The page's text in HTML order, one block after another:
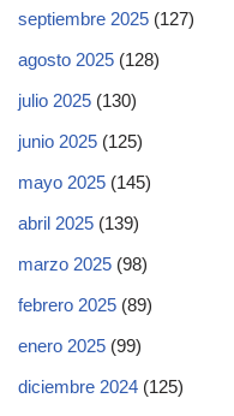
septiembre 2025 (127)
agosto 2025 (128)
julio 2025 (130)
junio 2025 (125)
mayo 2025 (145)
abril 2025 (139)
marzo 2025 (98)
febrero 2025 (89)
enero 2025 (99)
diciembre 2024 (125)